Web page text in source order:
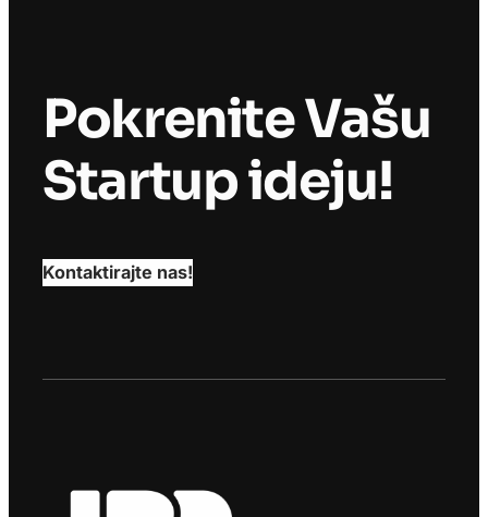
Pokrenite Vašu
Startup ideju!
Kontaktirajte nas!